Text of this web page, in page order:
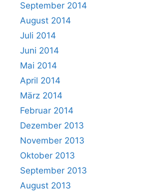
September 2014
August 2014
Juli 2014
Juni 2014
Mai 2014
April 2014
März 2014
Februar 2014
Dezember 2013
November 2013
Oktober 2013
September 2013
August 2013